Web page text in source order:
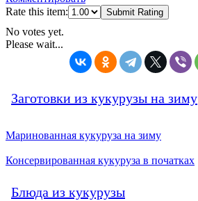
Rate this item:
Submit Rating
No votes yet.
Please wait...
Заготовки из кукурузы на зиму
Маринованная кукуруза на зиму
Консервированная кукуруза в початках
Блюда из кукурузы